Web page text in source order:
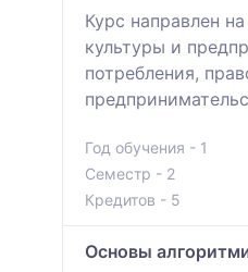
Курс направлен
культуры и
потребления,
Год обучения - 1
Семестр - 2
Кредитов - 5
Основы